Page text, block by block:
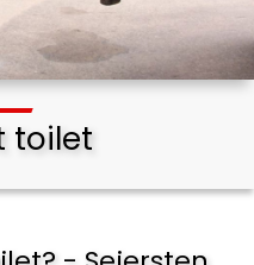
toilet